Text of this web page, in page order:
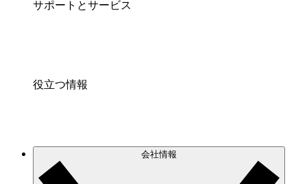
サポートとサービス
役立つ情報
会社情報